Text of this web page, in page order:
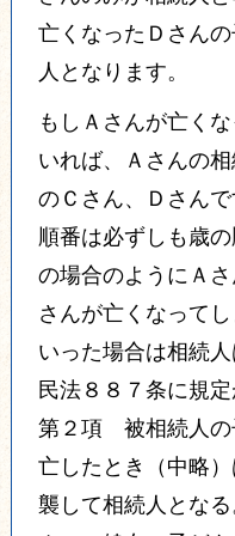
亡くなったＤさん
人となります。
もしＡさんが亡く
いれば、Ａさんの
のＣさん、Ｄさんで
順番は必ずしも歳の
の場合のようにＡ
さんが亡くなって
いった場合は相続
民法８８７条に規定
第２項 被相続人の
亡したとき（中略
襲して相続人とな